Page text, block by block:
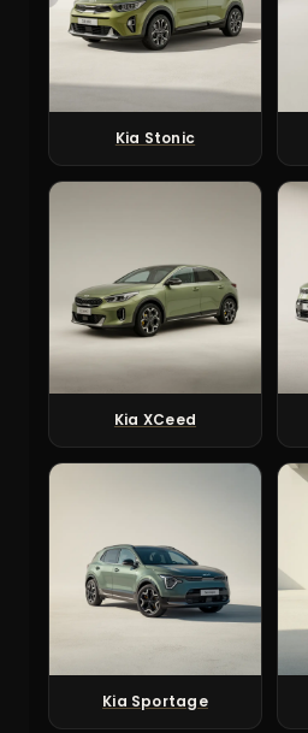
Kia Stonic
Kia XCeed
Kia Sportage